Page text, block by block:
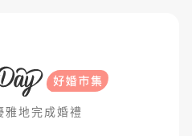
雅地完成婚禮